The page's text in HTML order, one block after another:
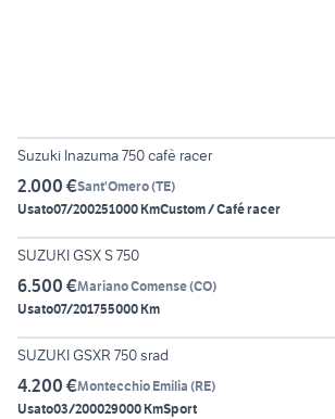
Suzuki Inazuma 750 cafè racer
2.000 €Sant'Omero(TE)
Usato07/200251000 KmCustom / Café racer
6
SUZUKI GSX S 750
6.500 €Mariano Comense(CO)
Usato07/201755000 Km
6
SUZUKI GSXR 750 srad
4.200 €Montecchio Emilia (RE)
Usato03/200029000 KmSport